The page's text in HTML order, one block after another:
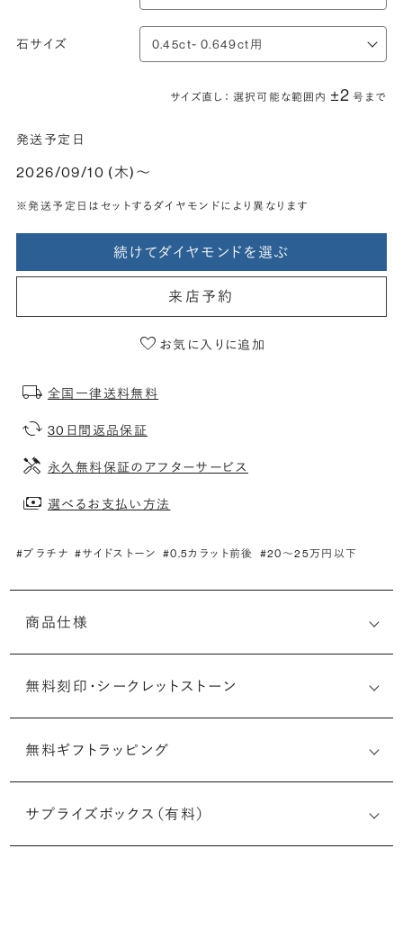
石サイズ
サイズ直し： 選択可能な範囲内 ±2 号まで
発送予定日
2026/09/10 (木)〜
※発送予定日はセットするダイヤモンドにより異なります
続けてダイヤモンドを選ぶ
来店予約
お気に入りに追加
全国一律送料無料
30日間返品保証
永久無料保証のアフターサービス
選べるお支払い方法
#プラチナ #サイドストーン #0.5カラット前後 #20〜25万円以下
商品仕様
無料刻印・ シークレットストーン
刻印メッセージ：アルファベット6文字まで刻印可能
印することができます。注文前だけでなく購入後の刻印も、
リングに初めて施す初回の刻印は、無料にて承ります（デザ
無料ギフトラッピング
サプライズボックス（有料）